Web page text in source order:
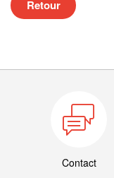
Retour
Contact